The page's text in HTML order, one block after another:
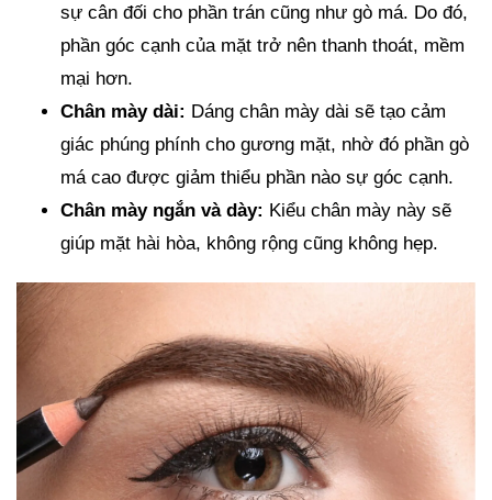
sự cân đối cho phần trán cũng như gò má. Do đó,
phần góc cạnh của mặt trở nên thanh thoát, mềm
mại hơn.
Chân mày dài: Dáng chân mày dài sẽ tạo cảm
giác phúng phính cho gương mặt, nhờ đó phần gò
má cao được giảm thiểu phần nào sự góc cạnh.
Chân mày ngắn và dày: Kiểu chân mày này sẽ
giúp mặt hài hòa, không rộng cũng không hẹp.